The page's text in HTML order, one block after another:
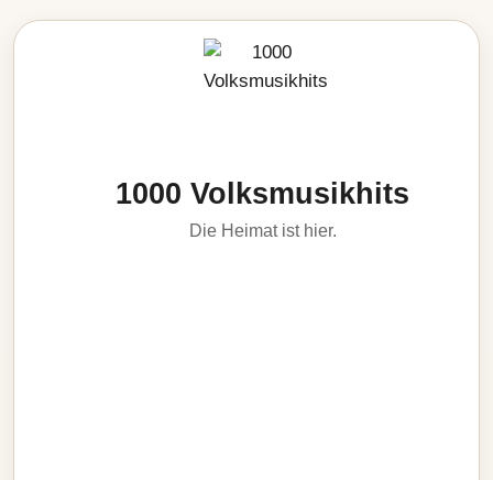
1000 Volksmusikhits
Die Heimat ist hier.